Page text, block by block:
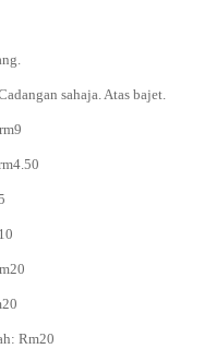
sahaja. Atas bajet.
Rm20